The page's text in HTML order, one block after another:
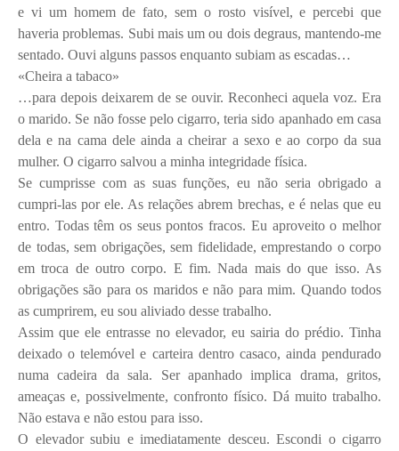
e vi um homem de fato, sem o rosto visível, e percebi que
haveria problemas. Subi mais um ou dois degraus, mantendo-me
sentado. Ouvi alguns passos enquanto subiam as escadas…
«Cheira a tabaco»
…para depois deixarem de se ouvir. Reconheci aquela voz. Era
o marido. Se não fosse pelo cigarro, teria sido apanhado em casa
dela e na cama dele ainda a cheirar a sexo e ao corpo da sua
mulher. O cigarro salvou a minha integridade física.
Se cumprisse com as suas funções, eu não seria obrigado a
cumpri-las por ele. As relações abrem brechas, e é nelas que eu
entro. Todas têm os seus pontos fracos. Eu aproveito o melhor
de todas, sem obrigações, sem fidelidade, emprestando o corpo
em troca de outro corpo. E fim. Nada mais do que isso. As
obrigações são para os maridos e não para mim. Quando todos
as cumprirem, eu sou aliviado desse trabalho.
Assim que ele entrasse no elevador, eu sairia do prédio. Tinha
deixado o telemóvel e carteira dentro casaco, ainda pendurado
numa cadeira da sala. Ser apanhado implica drama, gritos,
ameaças e, possivelmente, confronto físico. Dá muito trabalho.
Não estava e não estou para isso.
O elevador subiu e imediatamente desceu. Escondi o cigarro